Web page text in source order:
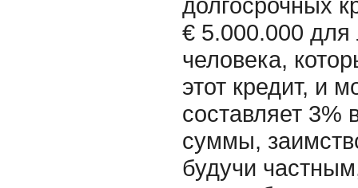
€ 5.000.000 для
человека,
этот кредит, и
составляет 3%
суммы,
будучи